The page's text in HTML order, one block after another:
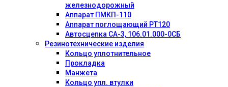
железнодорожный
Аппарат ПМКП-110
Аппарат поглощающий РТ120
Автосцепка СА-3, 106.01.000-0СБ
Резинотехнические изделия
Кольцо уплотнительное
Прокладка
Манжета
Кольцо упл. втулки